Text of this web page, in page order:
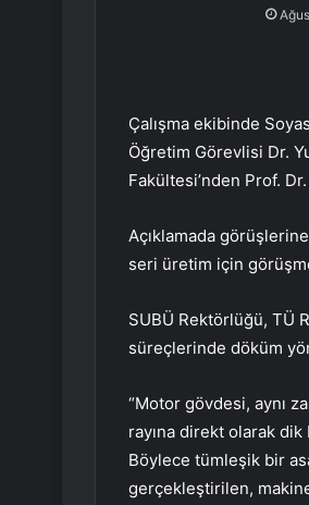
Çalışma ekibinde
Öğretim Görevlisi Dr.
Fakültesi’nden Prof.
Açıklamada
seri üretim için
SUBÜ Rektörlüğü, TÜ
süreçlerinde döküm
“Motor gövdesi, aynı
rayına direkt olarak
Böylece tümleşik bir
gerçekleştirilen, makine